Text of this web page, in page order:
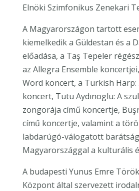
Elnöki Szimfonikus Zenekari
A Magyarországon tartott
kiemelkedik a Güldestan és a
előadása, a Taş Tepeler
az Allegra Ensemble
Word koncert, a Turkish Harp:
koncert, Tutu Aydınoglu: A
zongorája című koncertje,
című koncertje, valamint a
labdarúgó-válogatott
Magyarországgal a kulturális
A budapesti Yunus Emre
Központ által szervezett